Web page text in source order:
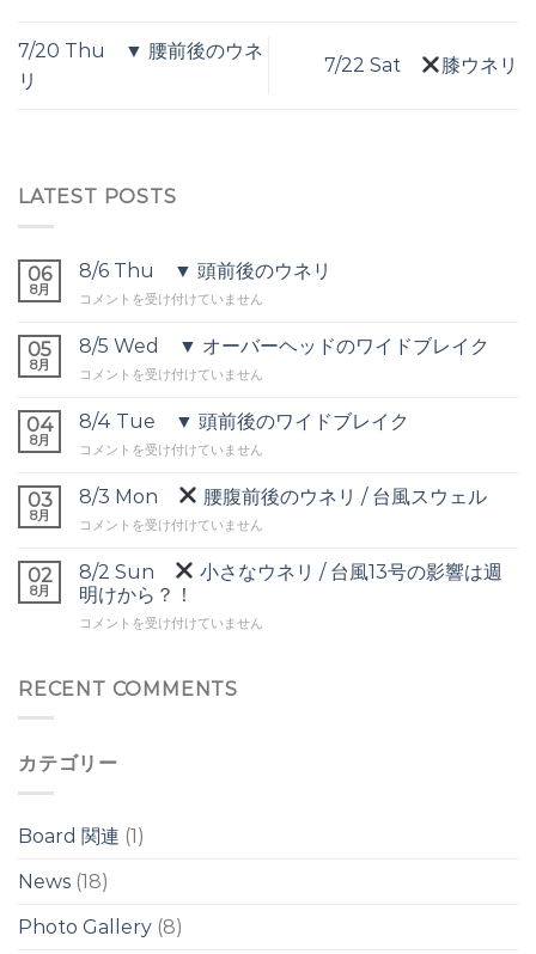
7/20 Thu ▼ 腰前後のウネ
リ
7/22 Sat 膝ウネリ
LATEST POSTS
06
8月
8/6 Thu ▼ 頭前後のウネリ
8/6
▼
頭
前
の
ネ
は
コメントを受け付けていません
05
8月
8/5 Wed ▼ オーバーヘッドのワイドブレイク
8/5
▼
オ
ー
ー
ッ
の
ワ
イ
レ
イ
コメントを受け付けていません
04
8月
8/4 Tue ▼ 頭前後のワイドブレイク
8/4
▼
頭
前
の
ワ
ド
イ
コメントを受け付けていません
03
8月
8/3 Mon 腰腹前後のウネリ / 台風スウェル
8/3
腰
腹
前
ウ
台
ウ
ェ
は
コメントを受け付けていません
02
8月
8/2 Sun
小さなウネリ / 台風13号の影響は週
明けから？！
8/2
小
ネ
台
風
号
影
コメントを受け付けていません
RECENT COMMENTS
カテゴリー
Board 関連 (1)
News (18)
Photo Gallery (8)